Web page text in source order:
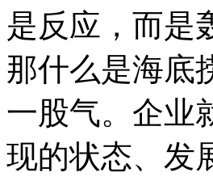
是反应，而是
那什么是海底
一股气。企业
现的状态、发